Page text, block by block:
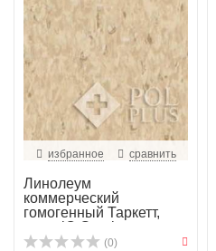
избранное сравнить
Линолеум
коммерческий
гомогенный Таркетт,
колл. iQ Granit...
(0)